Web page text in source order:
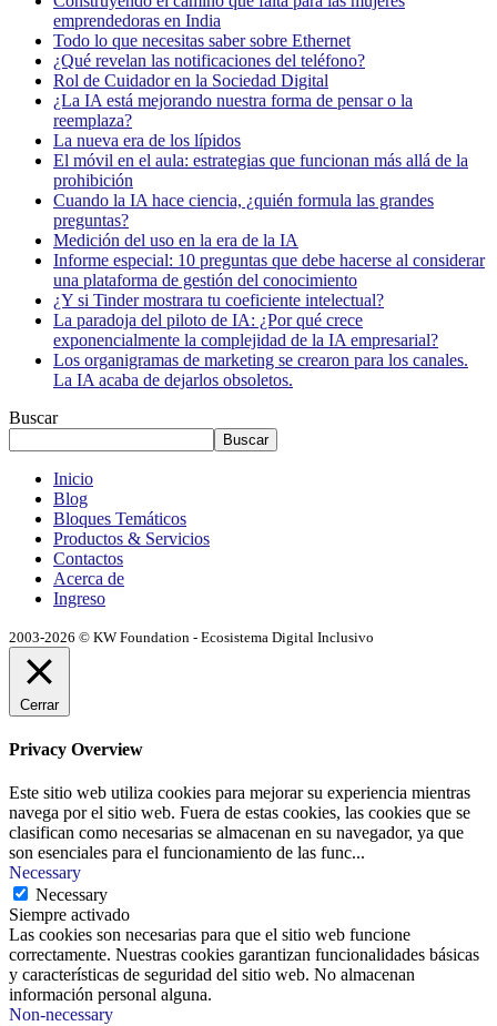
emprendedoras en India
Todo lo que necesitas saber sobre Ethernet
¿Qué revelan las notificaciones del teléfono?
Rol de Cuidador en la Sociedad Digital
¿La IA está mejorando nuestra forma de pensar o la
reemplaza?
La nueva era de los lípidos
El móvil en el aula: estrategias que funcionan más allá de la
prohibición
Cuando la IA hace ciencia, ¿quién formula las grandes
preguntas?
Medición del uso en la era de la IA
Informe especial: 10 preguntas que debe hacerse al considerar
una plataforma de gestión del conocimiento
¿Y si Tinder mostrara tu coeficiente intelectual?
La paradoja del piloto de IA: ¿Por qué crece
exponencialmente la complejidad de la IA empresarial?
Los organigramas de marketing se crearon para los canales.
La IA acaba de dejarlos obsoletos.
Buscar
Buscar
Inicio
Blog
Bloques Temáticos
Productos & Servicios
Contactos
Acerca de
Ingreso
2003-2026 © KW Foundation - Ecosistema Digital Inclusivo
Cerrar
Privacy Overview
Este sitio web utiliza cookies para mejorar su experiencia mientras
navega por el sitio web. Fuera de estas cookies, las cookies que se
clasifican como necesarias se almacenan en su navegador, ya que
son esenciales para el funcionamiento de las func...
Necessary
Necessary
Siempre activado
Las cookies son necesarias para que el sitio web funcione
correctamente. Nuestras cookies garantizan funcionalidades básicas
y características de seguridad del sitio web. No almacenan
información personal alguna.
Non-necessary